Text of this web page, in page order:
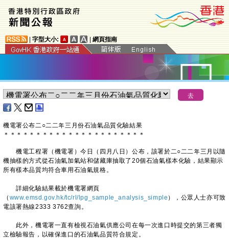
字型大小: 網頁指南
​機電署公布二○二二年三月份石油氣品質化驗結果
＊ ＊ ＊ ＊ ＊ ＊ ＊ ＊ ＊ ＊ ＊ ＊ ＊ ＊ ＊ ＊ ＊ ＊ ＊ ＊ ＊ ＊
機電工程署（機電署）今日（四月八日）公布，該署於二○二二年三月以隨
機抽樣的方式從石油氣加氣站和儲藏庫抽取了20個石油氣樣本化驗，結果顯示
所有樣本品質均符合車用石油氣規格。
詳細化驗結果載於機電署網頁
（ www.emsd.gov.hk/tc/rl/lpg_sample_analysis_simple ），公眾人士亦可致
電該署熱線2333 3762查詢。
此外，機電署一直有檢視石油氣供應公司在每一次進口時提交的第三者獨
立檢驗報告，以確保進口的石油氣品質符合規定。